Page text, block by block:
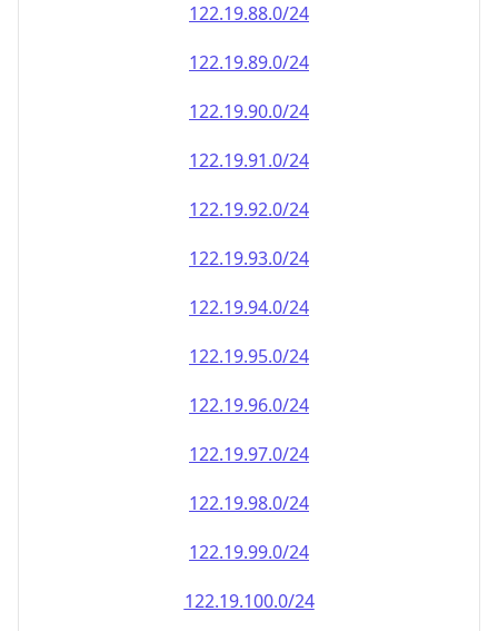
122.19.88.0/24
122.19.89.0/24
122.19.90.0/24
122.19.91.0/24
122.19.92.0/24
122.19.93.0/24
122.19.94.0/24
122.19.95.0/24
122.19.96.0/24
122.19.97.0/24
122.19.98.0/24
122.19.99.0/24
122.19.100.0/24